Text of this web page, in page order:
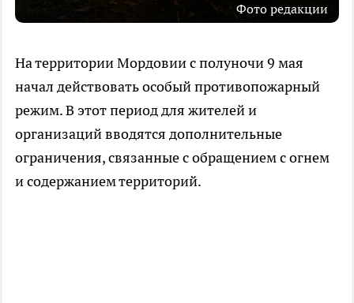
Фото редакции
На территории Мордовии с полуночи 9 мая
начал действовать особый противопожарный
режим. В этот период для жителей и
организаций вводятся дополнительные
ограничения, связанные с обращением с огнем
и содержанием территорий.